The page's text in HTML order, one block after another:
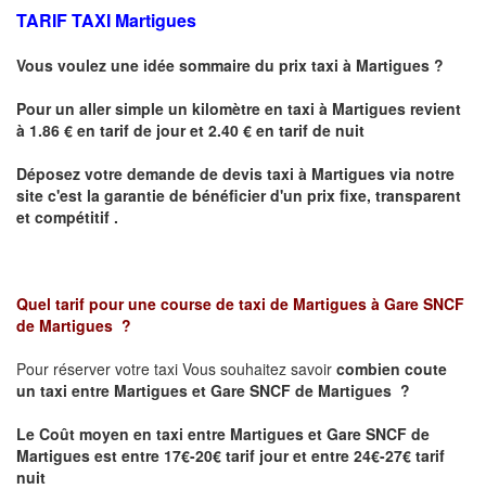
TARIF TAXI Martigues
Vous voulez une idée sommaire du prix taxi à Martigues ?
Pour un aller simple un kilomètre en taxi à Martigues revient
à 1.86 € en tarif de jour et 2.40 € en tarif de nuit
Déposez votre demande de devis taxi à Martigues via notre
site c'est la garantie de bénéficier d'un prix fixe, transparent
et compétitif .
Quel tarif pour une course de taxi de Martigues à Gare SNCF
de Martigues ?
Pour réserver votre taxi Vous souhaitez savoir combien coute
un taxi entre Martigues et Gare SNCF de Martigues ?
Le Coût moyen en taxi entre Martigues et Gare SNCF de
Martigues est entre 17€-20€ tarif jour et entre 24€-27€ tarif
nuit